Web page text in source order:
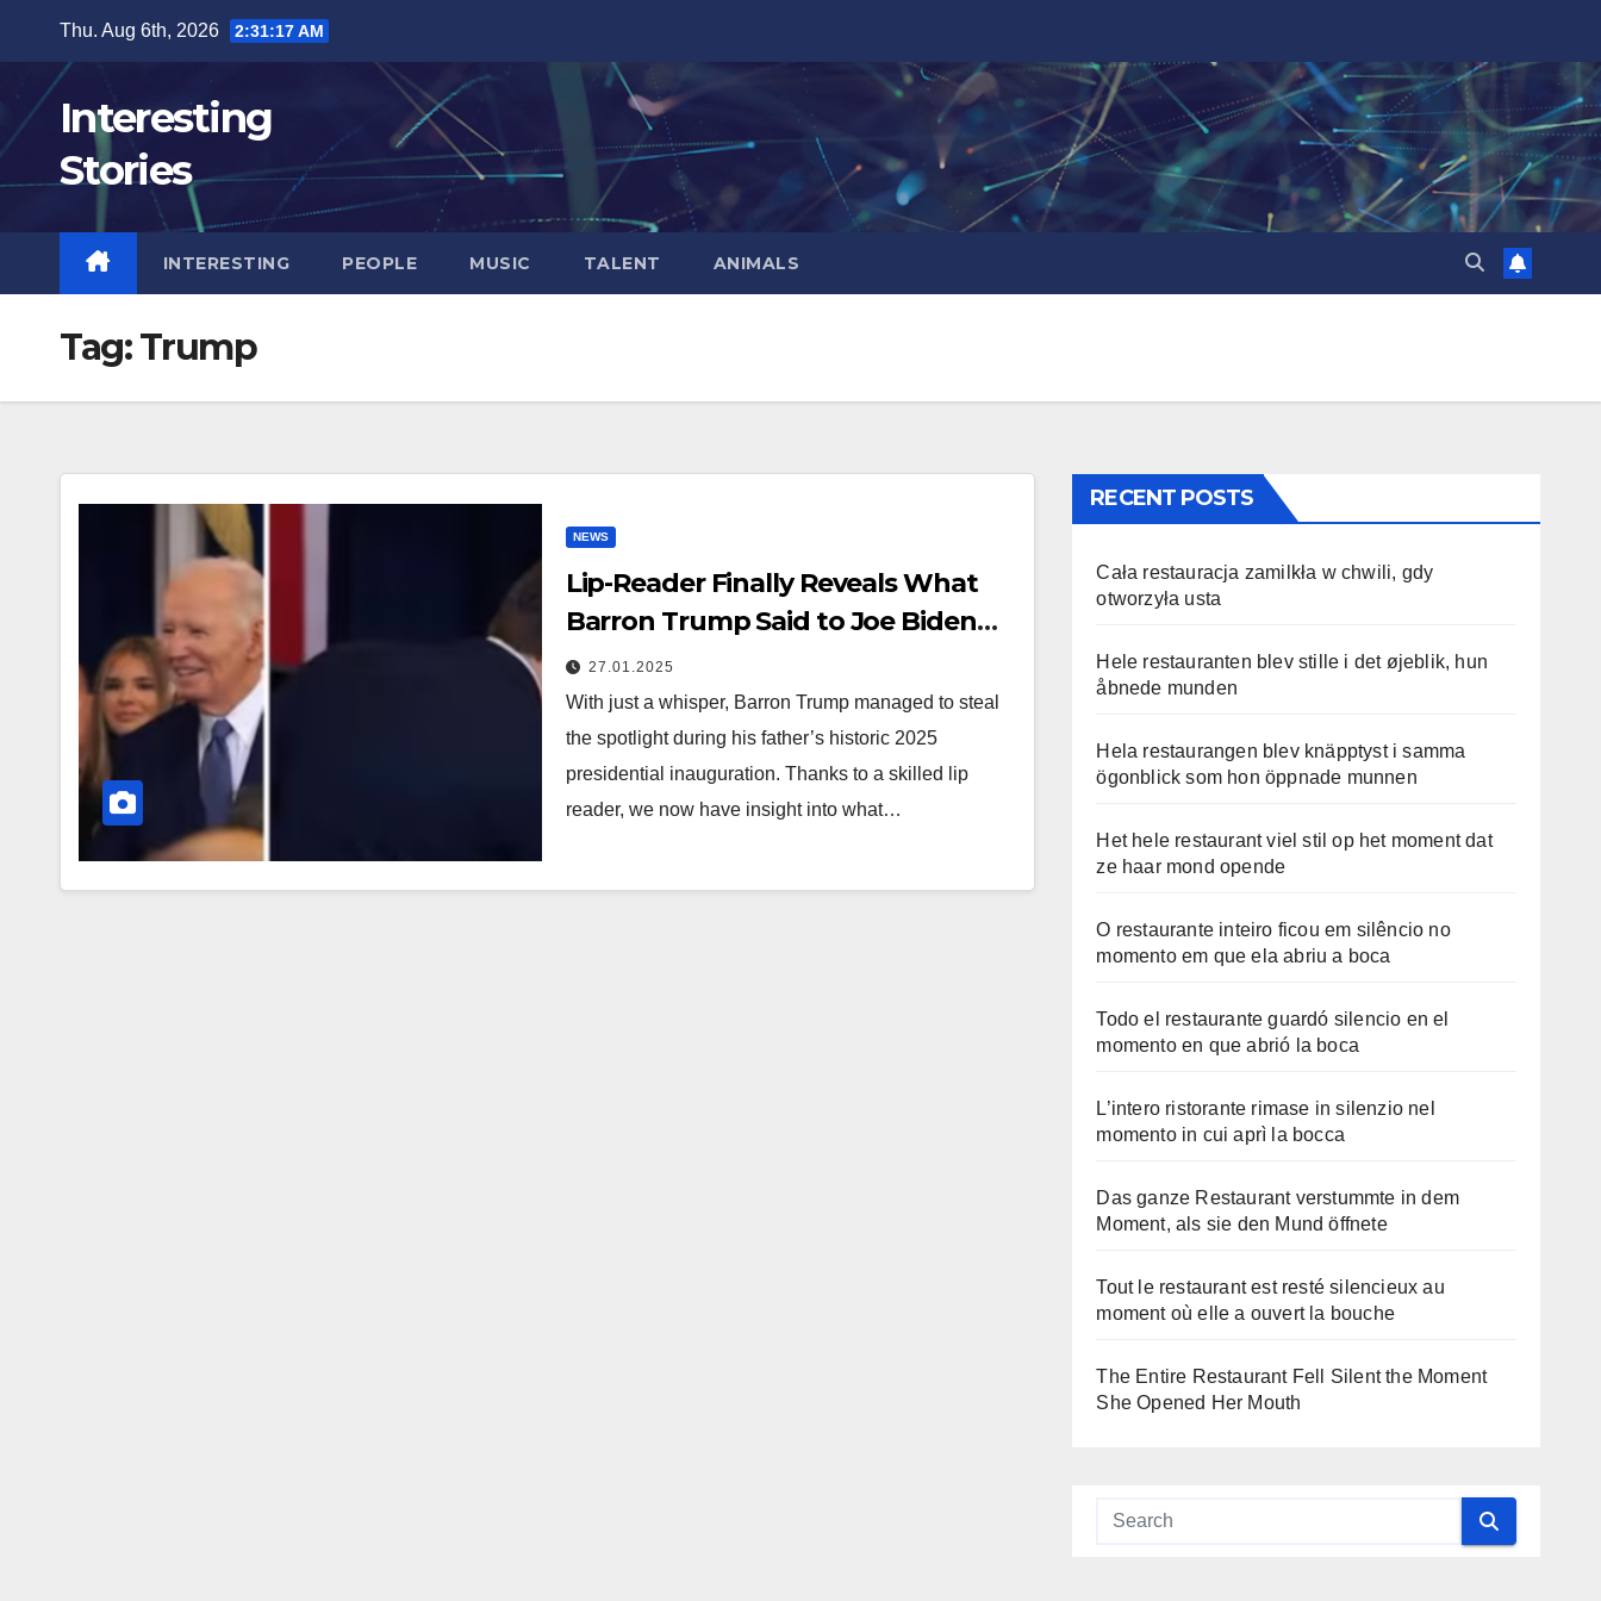
content
Thu. Aug 6th, 2026 2:31:17 AM
Interesting
Stories
INTERESTING PEOPLE MUSIC TALENT ANIMALS
Tag:Trump
NEWS
Lip-Reader Finally Reveals What
Barron Trump Said to Joe Biden
During That Mysterious
Inauguration Exchange—Details in
the Comments
27.01.2025
With just a whisper, Barron Trump managed to steal
the spotlight during his father’s historic 2025
presidential inauguration. Thanks to a skilled lip
reader, we now have insight into what…
RECENT POSTS
Cała restauracja zamilkła w chwili, gdy
otworzyła usta
Hele restauranten blev stille i det øjeblik, hun
åbnede munden
Hela restaurangen blev knäpptyst i samma
ögonblick som hon öppnade munnen
Het hele restaurant viel stil op het moment dat
ze haar mond opende
O restaurante inteiro ficou em silêncio no
momento em que ela abriu a boca
Todo el restaurante guardó silencio en el
momento en que abrió la boca
L’intero ristorante rimase in silenzio nel
momento in cui aprì la bocca
Das ganze Restaurant verstummte in dem
Moment, als sie den Mund öffnete
Tout le restaurant est resté silencieux au
moment où elle a ouvert la bouche
The Entire Restaurant Fell Silent the Moment
She Opened Her Mouth